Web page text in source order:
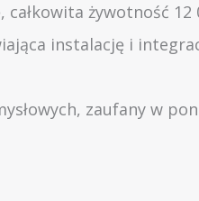
żywotność 12
instalację i
zaufany w